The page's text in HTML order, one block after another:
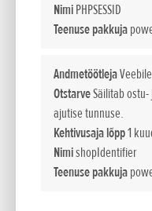
NimiPHPSESSID
Teenuse pakkuja
Andmetöötleja
OtstarveSäilitab
ajutise tunnuse.
Kehtivusaja lõpp1
NimishopIdentifier
Teenuse pakkuja
Meie uued Versatooli
kasutusmugavust
töötavad Honda 4-
laia valikusse kuuluvad
pea kõikide koduste ja
Uuenduslik
Meie uuenduslik